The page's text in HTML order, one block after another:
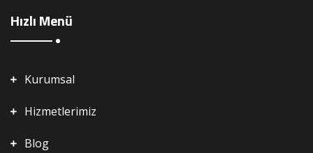
Hızlı Menü
Kurumsal
Hizmetlerimiz
Blog